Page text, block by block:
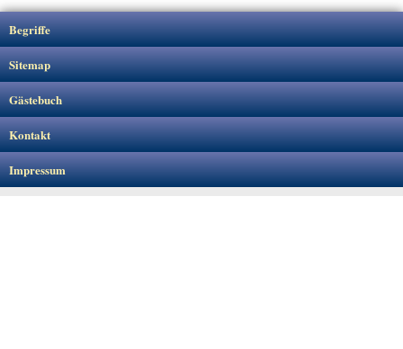
Begriffe
Sitemap
Gästebuch
Kontakt
Impressum